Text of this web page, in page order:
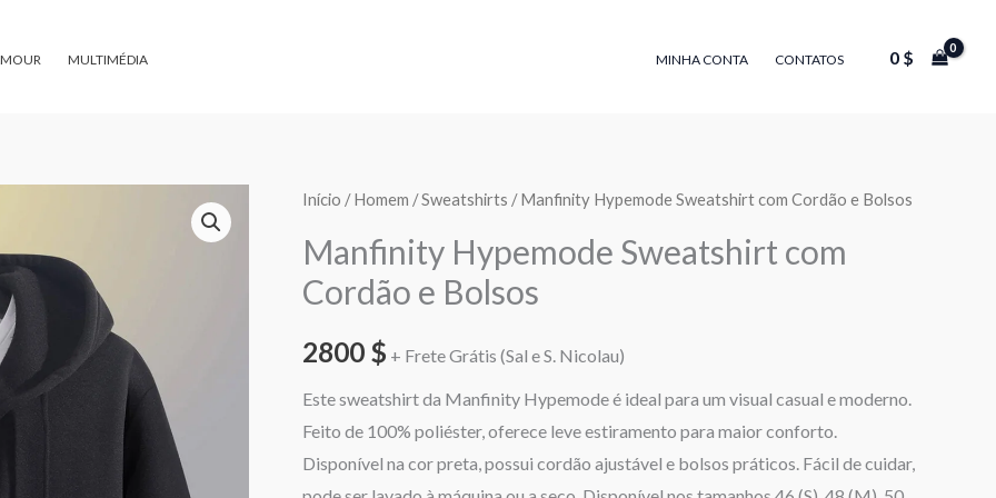
MULTIMÉDIA MINHA CONTA CONTATOS 0 $
Início /Homem /Sweatshirts / Manfinity Hypemode Sweatshirt com Cordão e Bolsos
Manfinity Hypemode Sweatshirt com
Cordão e Bolsos
2800 $ + Frete Grátis (Sal e S. Nicolau)
Este sweatshirt da Manfinity Hypemode é ideal para um visual casual e moderno.
Feito de 100% poliéster, oferece leve estiramento para maior conforto.
Disponível na cor preta, possui cordão ajustável e bolsos práticos. Fácil de cuidar,
Quantidade
Manfinity
Hypemode
com
Cordão
e
Bolsos